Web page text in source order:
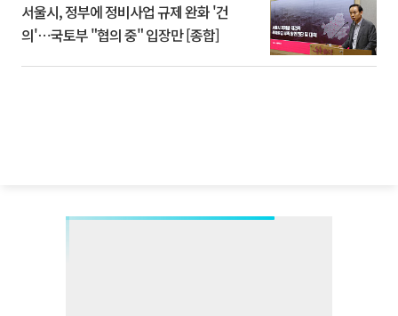
서울시, 정부에 정비사업 규제 완화 '건
의'⋯국토부 "협의 중" 입장만 [종합]